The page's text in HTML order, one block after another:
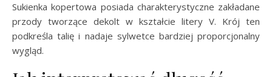
Sukienka kopertowa posiada charakterystyczne zakładane
przody tworzące dekolt w kształcie litery V. Krój ten
podkreśla talię i nadaje sylwetce bardziej proporcjonalny
wygląd.